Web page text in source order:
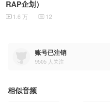
RAP企划）
1.6 万 12
官推——https://twitter.com/hypnosismic/
男性声優キャラによるラッププロジェクト『
男性声優 Chara RAP BATTLE『ヒプノシスマイ
Buster Bros!!!
ブクロ最強の3兄弟‼︎圧倒的なライムと新時代の
账号已注销
9505 人关注
相似音频